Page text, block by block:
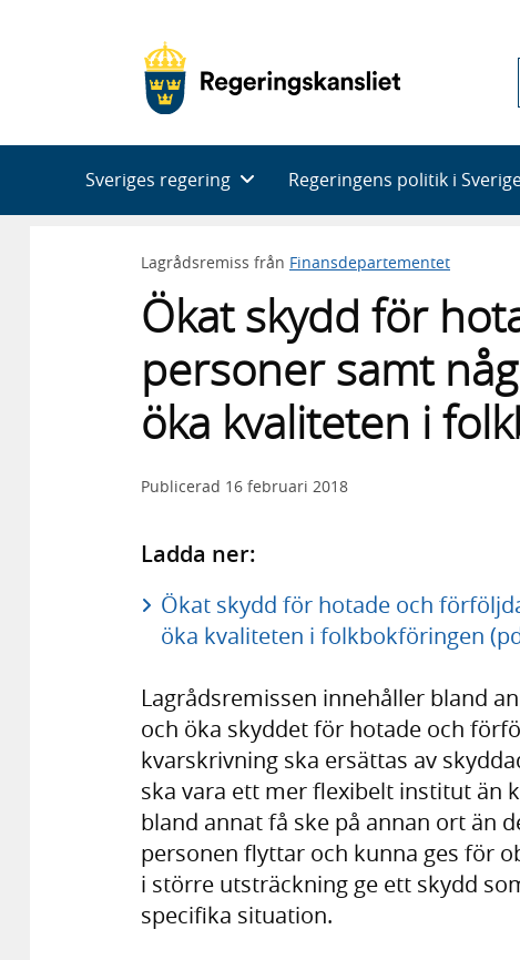
Sveriges regering Regeringens politik i
Lagrådsremiss från Finansdepartementet
Ökat skydd för
personer samt
öka kvaliteten i
Publicerad 16 februari 2018
Ladda ner:
Ökat skydd för hotade och
öka kvaliteten i folkbokföringen
Lagrådsremissen innehåller bland
och öka skyddet för hotade och
kvarskrivning ska ersättas av
ska vara ett mer flexibelt institut än
bland annat få ske på annan ort än
personen flyttar och kunna ges för
i större utsträckning ge ett skydd
specifika situation.